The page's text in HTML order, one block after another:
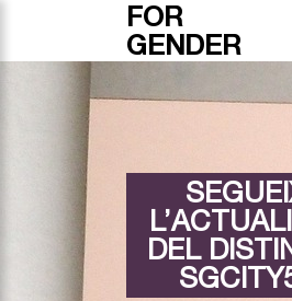
FOR
GENDER
DEL